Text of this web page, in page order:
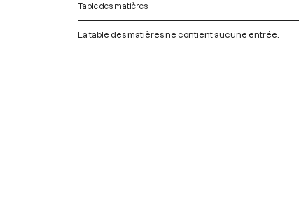
Table des matières
La table des matières ne contient aucune entrée.